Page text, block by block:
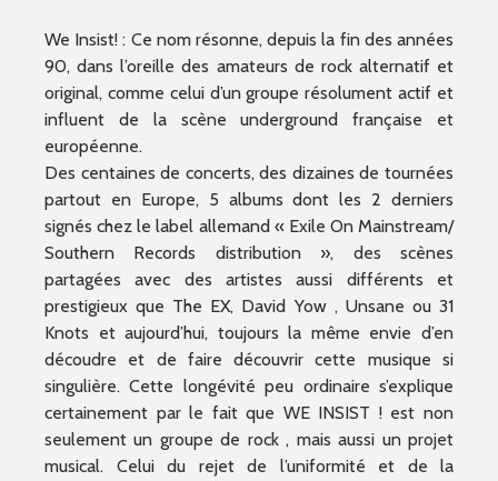
We Insist! : Ce nom résonne, depuis la fin des années
90, dans l’oreille des amateurs de rock alternatif et
original, comme celui d’un groupe résolument actif et
influent de la scène underground française et
européenne.
Des centaines de concerts, des dizaines de tournées
partout en Europe, 5 albums dont les 2 derniers
signés chez le label allemand « Exile On Mainstream/
Southern Records distribution », des scènes
partagées avec des artistes aussi différents et
prestigieux que The EX, David Yow , Unsane ou 31
Knots et aujourd’hui, toujours la même envie d’en
découdre et de faire découvrir cette musique si
singulière. Cette longévité peu ordinaire s’explique
certainement par le fait que WE INSIST ! est non
seulement un groupe de rock , mais aussi un projet
musical. Celui du rejet de l’uniformité et de la